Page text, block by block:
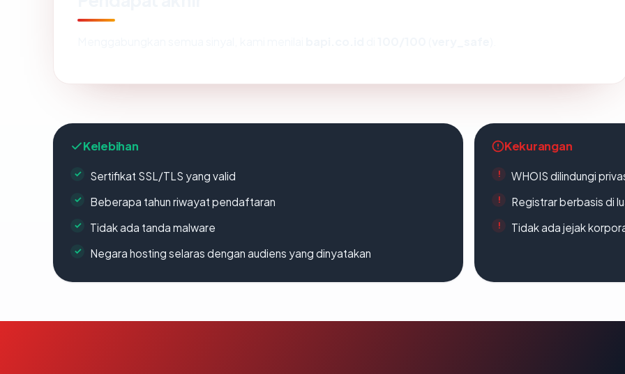
Kelebihan
Sertifikat SSL/TLS yang valid
Beberapa tahun riwayat pendaftaran
Tidak ada tanda malware
Negara hosting selaras dengan audiens yang dinyatakan
Kekurangan
WHOIS dilindungi
Registrar berbasis di
Tidak ada jejak